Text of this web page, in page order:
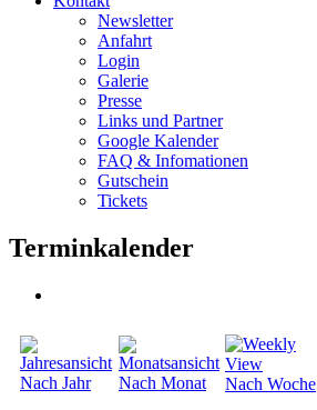
Newsletter
Anfahrt
Login
Galerie
Presse
Links und Partner
Google Kalender
FAQ & Infomationen
Gutschein
Tickets
Terminkalender
Nach Jahr Nach Monat Nach Woche